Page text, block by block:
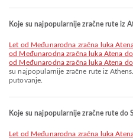
Koje su najpopularnije zračne rute iz
let od Međunarodna zračna luka
od Međunarodna zračna luka Atena
od Međunarodna zračna luka Atena
su najpopularnije zračne rute iz
putovanje.
Koje su najpopularnije zračne rute do
let od Međunarodna zračna luka Atena do Međunarodna zračna luka